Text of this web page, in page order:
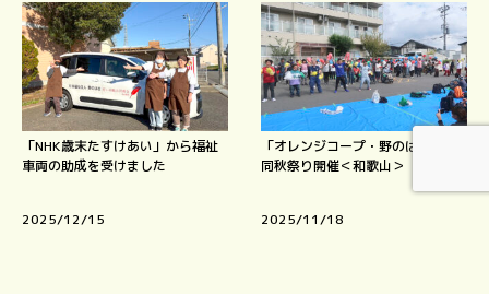
「NHK歳末たすけあい」から福祉
車両の助成を受けました
2025/12/15
「オレンジコープ・野のはな」合
同秋祭り開催＜和歌山＞
2025/11/18